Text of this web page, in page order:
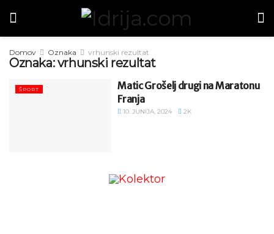
Domov Oznaka vrhunski rezultat
Oznaka:vrhunski rezultat
ŠPORT
Matic Grošelj drugi na Maratonu
Franja
10. JUNIJA, 2024 2K